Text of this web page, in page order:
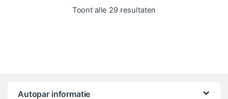
Toont alle 29 resultaten
Autopar informatie